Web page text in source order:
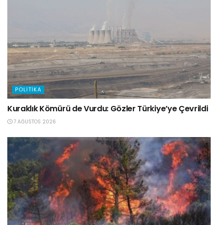
POLITIKA
Kuraklık Kömürü de Vurdu: Gözler Türkiye’ye Çevrildi
7 AĞUSTOS 2026